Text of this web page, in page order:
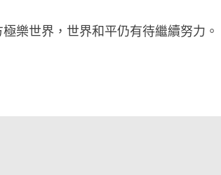
樂世界，世界和平仍有待繼續努力。